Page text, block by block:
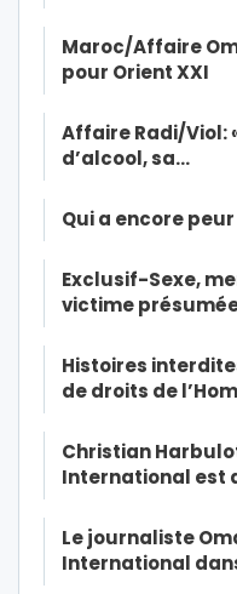
Maroc/Affaire
pour Orient XXI
Affaire Radi/Viol:
d’alcool, sa…
Qui a encore
Exclusif-Sexe,
victime
Histoires
de droits de
Christian
International est
Le journaliste
International